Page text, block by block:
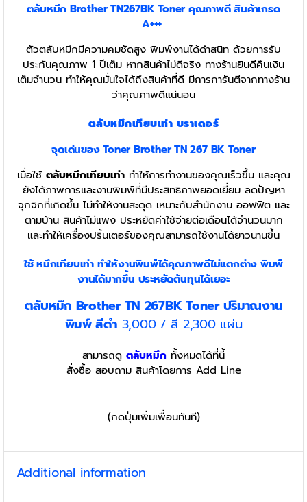
ตลับหมึก Brother TN267BK Tonerคุณภาพดี สินค้าเกรด
A+++
ตัวตลับหมึกมีความคมชัดสูง พิมพ์งานได้ดำสนิท ด้วยการรับ
ประกันคุณภาพ 1 ปีเต็ม หากสินค้าไม่ดีจริง ทางร้านยินดีคืนเงิน
เต็มจำนวน ทำให้คุณมั่นใจได้ถึงสินค้าที่ดี มีการการันตีจากทางร้าน
ว่าคุณภาพดีแน่นอน
ตลับหมึกเทียบเท่า บราเดอร์
จุดเด่นของ Toner Brother TN 267 BK Toner
เมื่อใช้ ตลับหมึกเทียบเท่าทำให้การทำงานของคุณเร็วขึ้น และคุณ
ยังได้ภาพการและงานพิมพ์ที่มีประสิทธิภาพยอดเยี่ยม ลดปัญหา
จุกจิกที่เกิดขึ้น ไม่ทำให้งานสะดุด เหมาะกับสำนักงาน ออฟฟิต และ
ตามบ้าน สินค้าไม่แพง ประหยัดค่าใช้จ่ายต่อเดือนได้จำนวนมาก
และทำให้เครื่องปริ้นเตอร์ของคุณสามารถใช้งานได้ยาวนานขึ้น
ใช้ หมึกเทียบเท่า ทำให้งานพิมพ์ได้คุณภาพดีไม่แตกต่าง พิมพ์
งานได้มากขึ้น ประหยัดต้นทุนได้เยอะ
ตลับหมึก Brother TN 267BK Toner ปริมาณงาน
พิมพ์ สีดำ3,000 / สี 2,300 แผ่น
สามารถดู ตลับหมึก ทั้งหมดได้ที่นี้
สั่งซื้อ สอบถาม สินค้าโดยการ Add Line
(กดปุ่มเพิ่มเพื่อนทันที)
Additional information